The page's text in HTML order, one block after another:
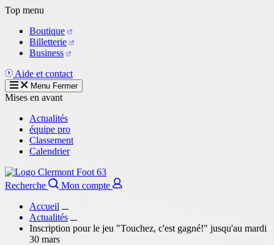
Aller
contenu
principal
Top menu
Boutique
Billetterie
Business
Aide et contact
Menu Fermer
Mises en avant
Actualités
équipe pro
Classement
Calendrier
Recherche
Mon compte
Accueil
Actualités
Inscription pour le jeu "Touchez, c'est gagné!" jusqu'au mardi
30 mars